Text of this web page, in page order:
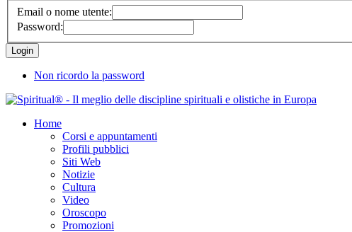
Email o nome utente:
Password:
Non ricordo la password
Home
Corsi e appuntamenti
Profili pubblici
Siti Web
Notizie
Cultura
Video
Oroscopo
Promozioni